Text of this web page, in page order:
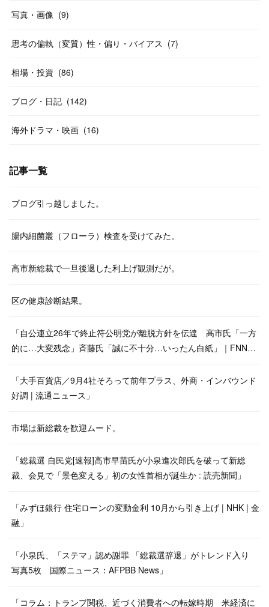
写真・画像 (9)
思考の偏執（変質）性・偏り・バイアス (7)
相場・投資 (86)
ブログ・日記 (142)
海外ドラマ・映画 (16)
記事一覧
ブログ引っ越しました。
腸内細菌叢（フローラ）検査を受けてみた。
高市新総裁で一旦後退した利上げ観測だが。
区の健康診断結果。
「自公連立26年で終止符公明党が離脱方針を伝達 高市氏「一方
的に…大変残念」斉藤氏「誠に不十分…いったん白紙」｜FNN…
「大手百貨店／9月4社そろって前年プラス、外商・インバウンド
好調 | 流通ニュース」
市場は新総裁を歓迎ムード。
「総裁選 自民党[速報]高市早苗氏が小泉進次郎氏を破って新総
裁、会見で「景色変える」初の女性首相が誕生か : 読売新聞」
「みずほ銀行 住宅ローンの変動金利 10月から引き上げ | NHK | 金
融」
「小泉氏、「ステマ」認め謝罪 「総裁選辞退」がトレンド入り
写真5枚 国際ニュース：AFPBB News」
「コラム：トランプ関税、近づく消費者への転嫁時期 米経済に